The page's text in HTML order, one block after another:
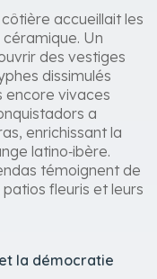
accueillait les
Un
des vestiges
dissimulés
encore vivaces
a
enrichissant la
latino‑ibère.
témoignent de
fleuris et leurs
la démocratie